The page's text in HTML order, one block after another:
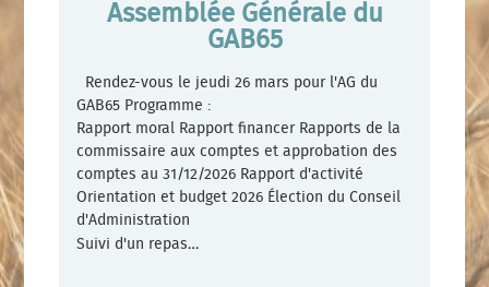
Assemblée Générale du
GAB65
Rendez-vous le jeudi 26 mars pour l'AG du
GAB65 Programme :
Rapport moral Rapport financer Rapports de la
commissaire aux comptes et approbation des
comptes au 31/12/2026 Rapport d'activité
Orientation et budget 2026 Élection du Conseil
d'Administration
Suivi d'un repas…